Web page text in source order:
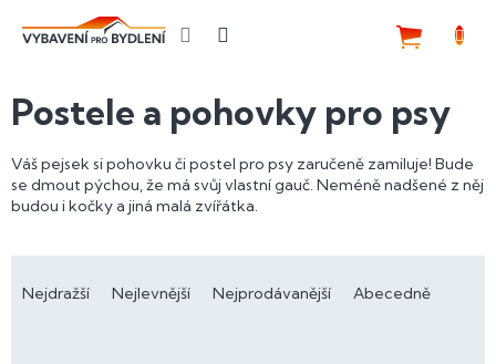
Postele a pohovky pro psy
Váš pejsek si pohovku či postel pro psy zaručeně zamiluje! Bude
se dmout pýchou, že má svůj vlastní gauč. Neméně nadšené z něj
budou i kočky a jiná malá zvířátka.
aNejdražší Nejlevnější Nejprodávanější Abecedně